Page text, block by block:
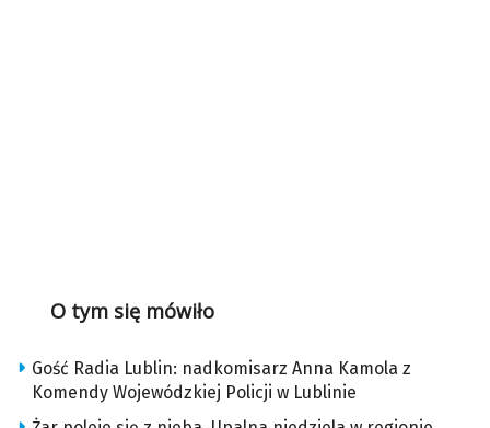
O tym się mówiło
Gość Radia Lublin: nadkomisarz Anna Kamola z
Komendy Wojewódzkiej Policji w Lublinie